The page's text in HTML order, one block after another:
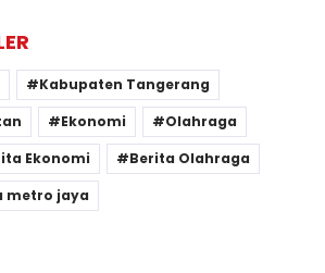
Kabupaten Tangerang
Ekonomi
Olahraga
Ekonomi
Berita Olahraga
metro jaya